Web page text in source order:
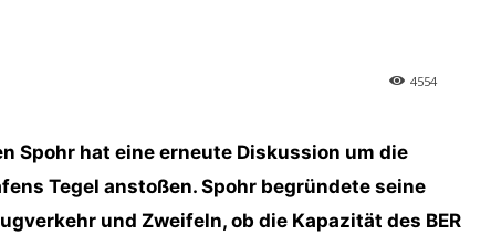
4554
Spohr hat eine erneute Diskussion um die
Tegel anstoßen. Spohr begründete seine
und Zweifeln, ob die Kapazität des BER